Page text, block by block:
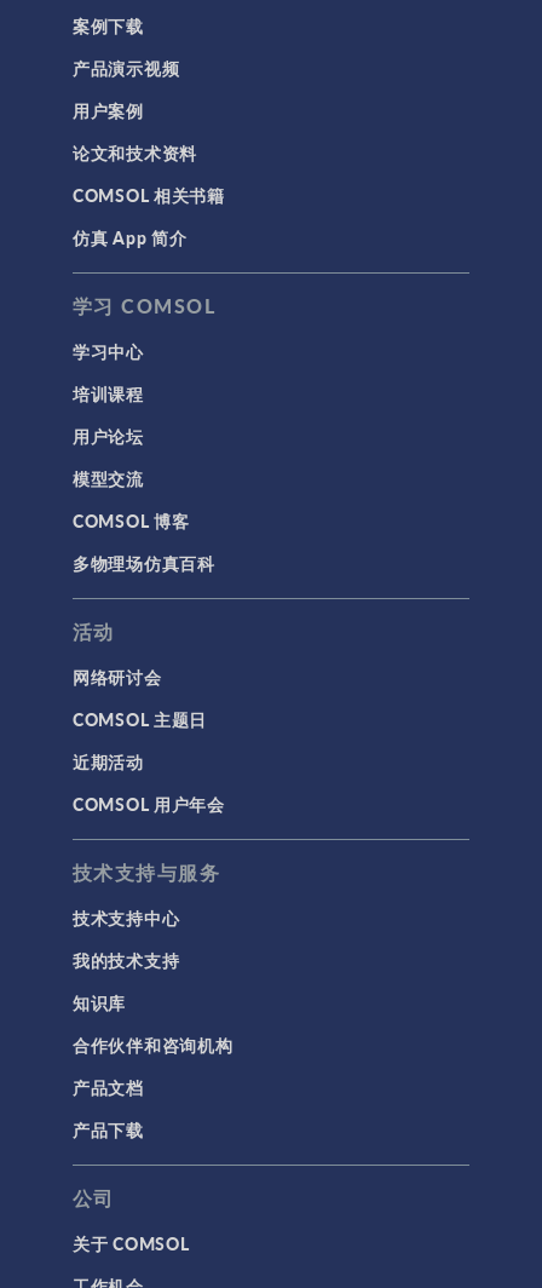
波动光学
等离子体物理
科学新闻
结构 & 声学
MEMS & 压电器件
声学与振动
岩土力学
材料模型
结构力学
结构动力学
API
代理模型
仿真 App
基于方程建模
安装与许可证管理
建模工具和定义
材料
物理场接口
用户界面
研究与求解器
简介
结果与可视化
网格
集群计算和云计算
3D 打印
案例下载
产品演示视频
用户案例
论文和技术资料
COMSOL 相关书籍
仿真 App 简介
学习 COMSOL
学习中心
培训课程
用户论坛
模型交流
COMSOL 博客
多物理场仿真百科
活动
网络研讨会
COMSOL 主题日
近期活动
COMSOL 用户年会
技术支持与服务
技术支持中心
我的技术支持
知识库
合作伙伴和咨询机构
产品文档
产品下载
公司
关于 COMSOL